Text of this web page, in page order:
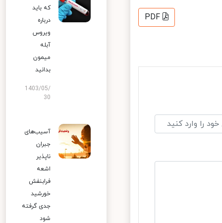
PDF
که باید
درباره
ویروس
آبله
میمون
بدانید
1403/05/
30
آسیب‌های
جبران
ناپذیر
اشعه
فرابنفش
خورشید
جدی گرفته
شود